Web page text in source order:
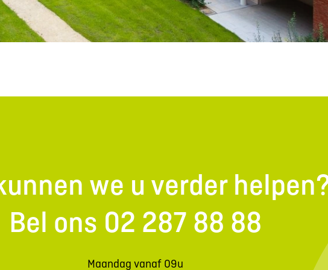
we u verder
Bel ons 02 287 88 88
Maandag vanaf 09u